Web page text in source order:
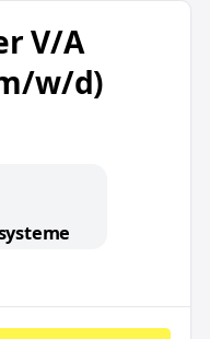
(m/w/d)
V/A
w/d)